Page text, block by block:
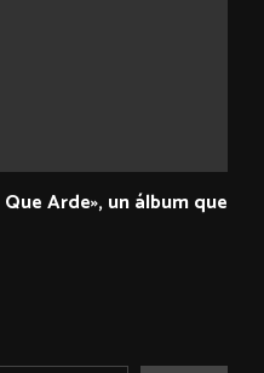
Arde», un álbum que